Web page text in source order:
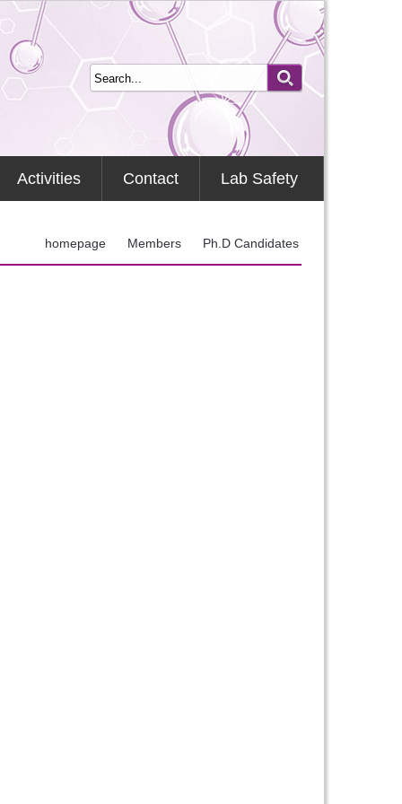
Activities Contact Lab Safety
homepage Members Ph.D Candidates